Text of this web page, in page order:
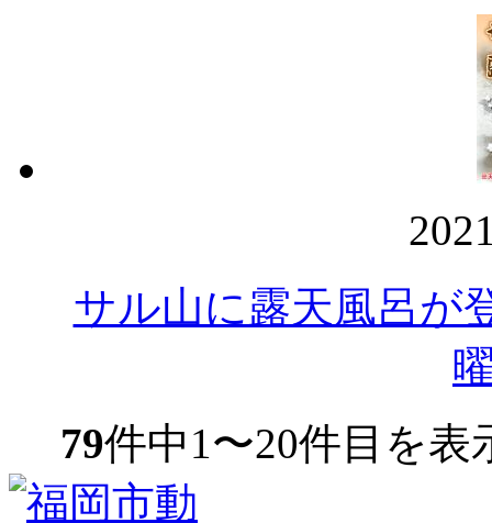
サル山に露天風呂が
79件中1〜20件目を